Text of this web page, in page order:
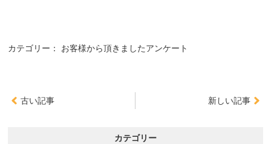
カテゴリー： お客様から頂きましたアンケート
古い記事 新しい記事
カテゴリー